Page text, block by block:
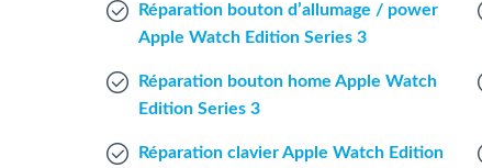
Réparation bouton d’allumage / power
Apple Watch Edition Series 3
Réparation bouton home Apple Watch
Edition Series 3
Réparation clavier Apple Watch Edition